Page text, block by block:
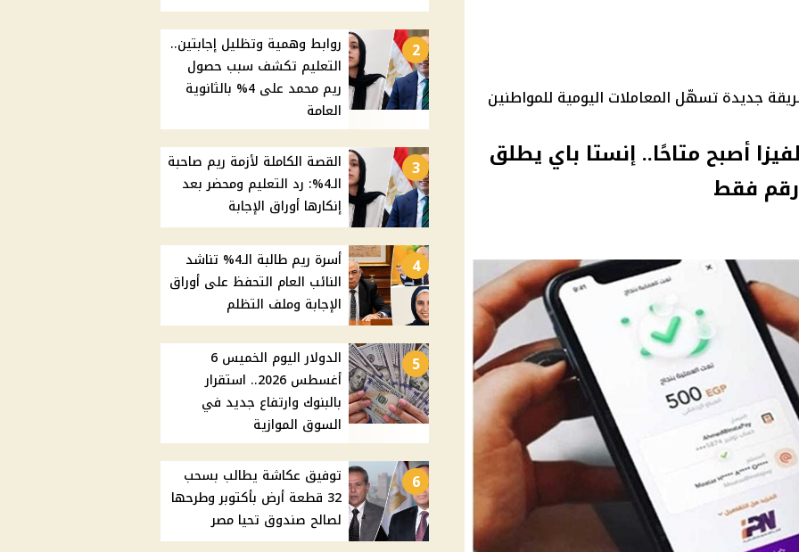
جديدة تسهّل المعاملات اليومية للمواطنين
أصبح متاحًا.. إنستا باي يطلق
2
روابط وهمية وتظليل إجابتين..
التعليم تكشف سبب حصول
ريم محمد على 4% بالثانوية
العامة
3
القصة الكاملة لأزمة ريم صاحبة
الـ4%: رد التعليم ومحضر بعد
إنكارها أوراق الإجابة
4
أسرة ريم طالبة الـ4% تناشد
النائب العام التحفظ على أوراق
الإجابة وملف التظلم
5
الدولار اليوم الخميس 6
أغسطس 2026.. استقرار
بالبنوك وارتفاع جديد في
السوق الموازية
6
توفيق عكاشة يطالب بسحب
32 قطعة أرض بأكتوبر وطرحها
لصالح صندوق تحيا مصر